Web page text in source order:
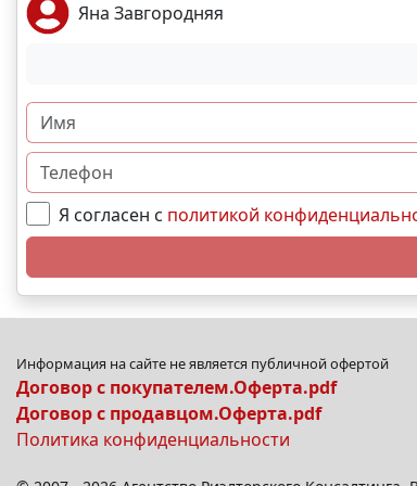
Яна Завгородняя
Я согласен с политикой
Информация на сайте не является публичной офертой
Договор с покупателем.Оферта.pdf
Договор с продавцом.Оферта.pdf
Политика конфиденциальности